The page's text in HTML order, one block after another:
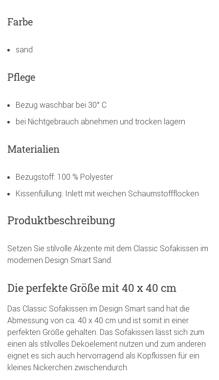
Farbe
sand
Pflege
Bezug waschbar bei 30° C
bei Nichtgebrauch abnehmen und trocken lagern
Materialien
Bezugstoff: 100 % Polyester
Kissenfüllung: Inlett mit weichen Schaumstoffflocken
Produktbeschreibung
Setzen Sie stilvolle Akzente mit dem Classic Sofakissen im
modernen Design Smart Sand.
Die perfekte Größe mit 40 x 40 cm
Das Classic Sofakissen im Design Smart sand hat die
Abmessung von ca. 40 x 40 cm und ist somit in einer
perfekten Größe gehalten. Das Sofakissen lässt sich zum
einen als stilvolles Dekoelement nutzen und zum anderen
eignet es sich auch hervorragend als Kopfkissen für ein
kleines Nickerchen zwischendurch.